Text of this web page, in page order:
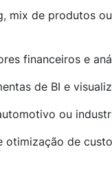
mix de produtos
financeiros e
de BI e
ou
otimização de